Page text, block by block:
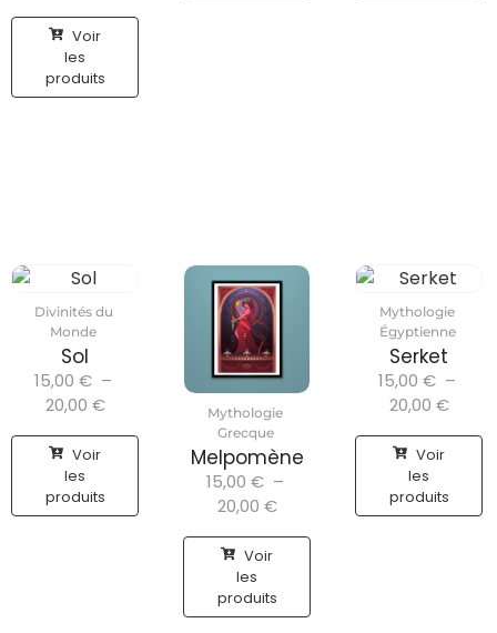
Voir
les
produits
Divinités du
Monde
Sol
15,00 € –
20,00 €
Voir
les
produits
Mythologie
Grecque
Melpomène
15,00 € –
20,00 €
Voir
les
produits
Mythologie
Égyptienne
Serket
15,00 € –
20,00 €
Voir
les
produits